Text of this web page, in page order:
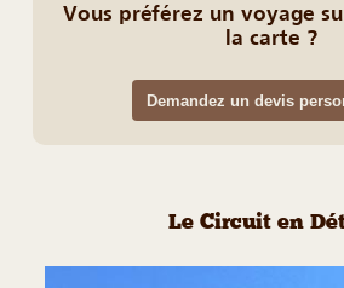
Vous préférez un voyage
la carte ?
Demandez un devis
Le Circuit en